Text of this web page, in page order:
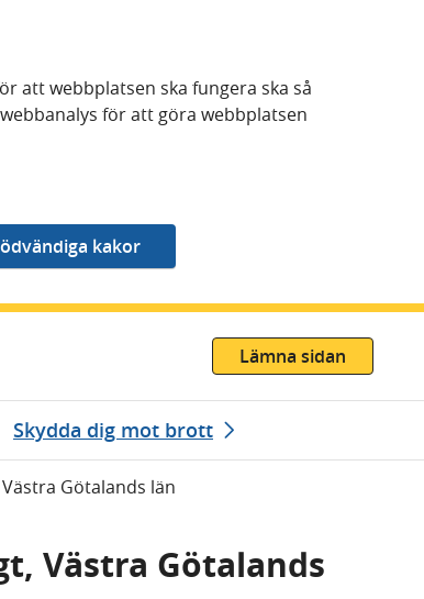
att webbplatsen ska fungera ska så
för att göra webbplatsen
Lämna sidan
Skydda dig mot brott
Götalands län
Västra Götalands